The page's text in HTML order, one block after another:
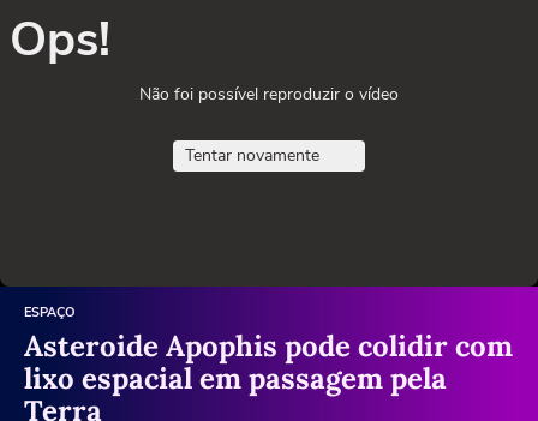
Ops!
Não foi possível reproduzir o vídeo
Tentar novamente
ESPAÇO
Asteroide Apophis pode colidir com
lixo espacial em passagem pela
Terra